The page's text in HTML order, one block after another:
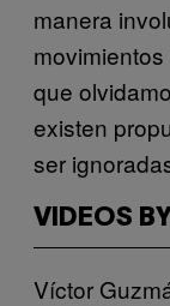
manera
que
existen
ser
VIDEOS
Víctor